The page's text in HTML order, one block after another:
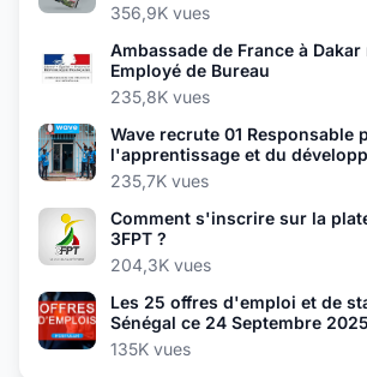
356,9K vues
Ambassade de France à Dakar
Employé de Bureau
235,8K vues
Wave recrute 01 Responsable
l'apprentissage et du
235,7K vues
Comment s'inscrire sur la
3FPT ?
204,3K vues
Les 25 offres d'emploi et de
Sénégal ce 24 Septembre 2025
135K vues